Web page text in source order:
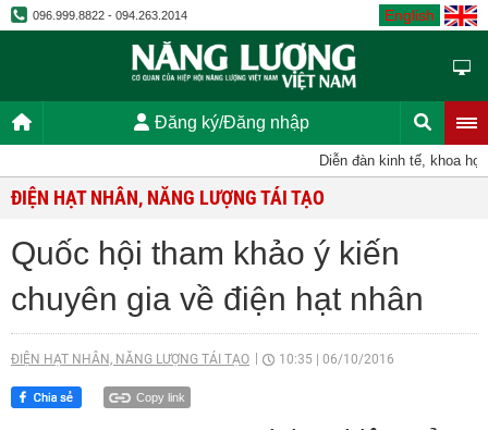
096.999.8822 - 094.263.2014 English
Đăng ký/Đăng nhập
Diễn đàn kinh tế, khoa
ĐIỆN HẠT NHÂN, NĂNG LƯỢNG TÁI TẠO
Quốc hội tham khảo ý kiến
chuyên gia về điện hạt nhân
ĐIỆN HẠT NHÂN, NĂNG LƯỢNG TÁI TẠO 10:35 06/10/2016
Copy link